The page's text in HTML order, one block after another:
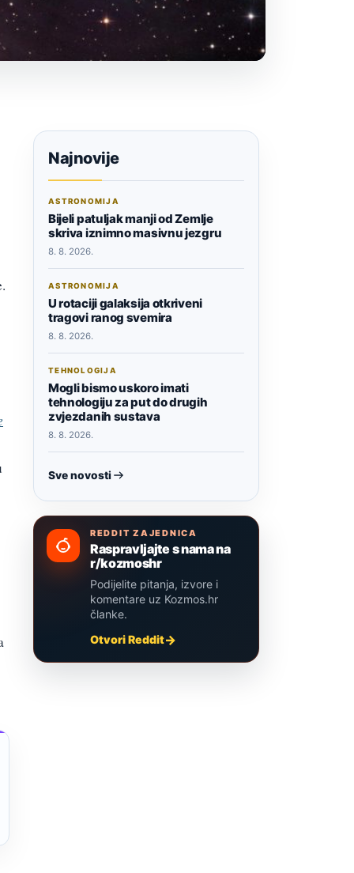
Najnovije
ASTRONOMIJA
Bijeli patuljak manji od Zemlje
skriva iznimno masivnu jezgru
8. 8. 2026.
ASTRONOMIJA
U rotaciji galaksija otkriveni
tragovi ranog svemira
8. 8. 2026.
TEHNOLOGIJA
Mogli bismo uskoro imati
tehnologiju za put do drugih
zvjezdanih sustava
8. 8. 2026.
Sve novosti
REDDIT ZAJEDNICA
Raspravljajte s nama na
r/kozmoshr
Podijelite pitanja, izvore i
komentare uz Kozmos.hr
članke.
Otvori Reddit